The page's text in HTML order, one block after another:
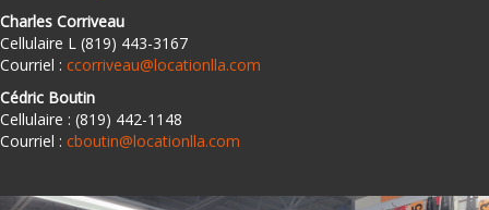
Charles Corriveau
Cellulaire L (819) 443-3167
Courriel : ccorriveau@locationlla.com
Cédric Boutin
Cellulaire : (819) 442-1148
Courriel : cboutin@locationlla.com